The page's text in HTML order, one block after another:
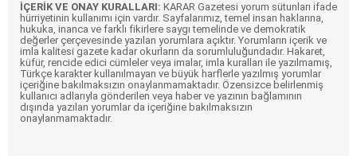
İÇERİK VE ONAY KURALLARI: KARAR Gazetesi yorum sütunları ifade
hürriyetinin kullanımı için vardır. Sayfalarımız, temel insan haklarına,
hukuka, inanca ve farklı fikirlere saygı temelinde ve demokratik
değerler çerçevesinde yazılan yorumlara açıktır. Yorumların içerik ve
imla kalitesi gazete kadar okurların da sorumluluğundadır. Hakaret,
küfür, rencide edici cümleler veya imalar, imla kuralları ile yazılmamış,
Türkçe karakter kullanılmayan ve büyük harflerle yazılmış yorumlar
içeriğine bakılmaksızın onaylanmamaktadır. Özensizce belirlenmiş
kullanıcı adlarıyla gönderilen veya haber ve yazının bağlamının
dışında yazılan yorumlar da içeriğine bakılmaksızın
onaylanmamaktadır.